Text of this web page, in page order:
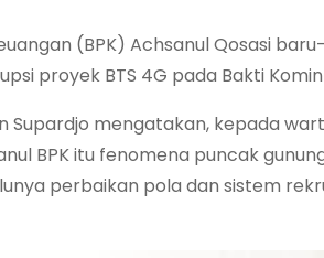
(BPK) Achsanul Qosasi
proyek BTS 4G pada Bakti
Supardjo mengatakan, kepada
BPK itu fenomena puncak
perbaikan pola dan sistem